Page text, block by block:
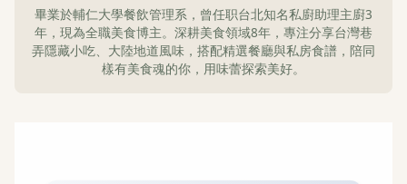
畢業於輔仁大學餐飲管理系，曾任职台北知名私廚助理主廚3
年，現為全職美食博主。深耕美食領域8年，專注分享台灣巷
弄隱藏小吃、大陸地道風味，搭配精選餐廳與私房食譜，陪同
樣有美食魂的你，用味蕾探索美好。